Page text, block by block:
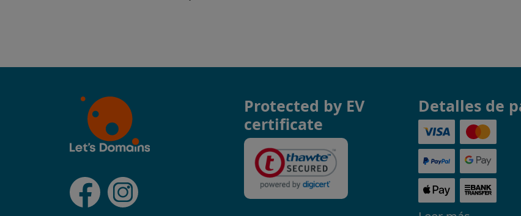
Protected by EV
certificate
Detalles de